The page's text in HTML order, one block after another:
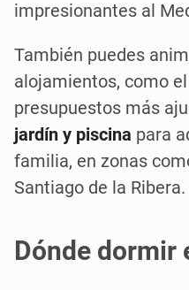
impresionantes al
También puedes
alojamientos, como
presupuestos más
jardín y piscina para
familia, en zonas
Santiago de la Ribera.
Dónde dormir